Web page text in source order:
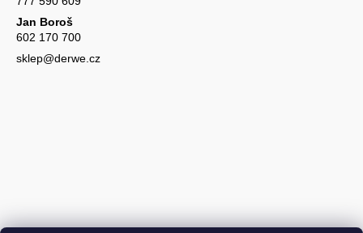
Jan Boroš
602 170 700
sklep@derwe.cz